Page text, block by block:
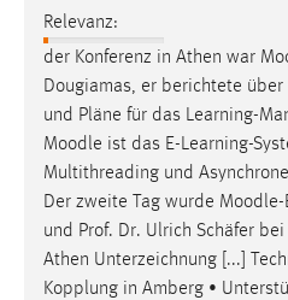
Relevanz:
der Konferenz in Athen war
Dougiamas, er berichtete
und Pläne für das Learning-
Moodle ist das E-Learning-
Multithreading und
Der zweite Tag wurde Moodle-
und Prof. Dr. Ulrich Schäfer bei
Athen Unterzeichnung [...]
Kopplung in Amberg •